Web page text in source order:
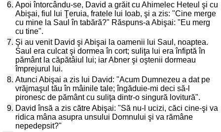
6. Apoi întorcându-se, David a grăit cu Ahimelec Heteul şi cu
Abişai, fiul lui Ţeruia, fratele lui Ioab, şi a zis: "Cine merge
cu mine la Saul în tabără?" Răspuns-a Abişai: "Eu merg
cu tine".
7. Şi au venit David şi Abişai la oamenii lui Saul, noaptea.
Saul era culcat şi dormea în cort; suliţa lui era înfiptă în
pământ la căpătâiul lui; iar Abner şi oştenii dormeau
împrejurul lui.
8. Atunci Abişai a zis lui David: "Acum Dumnezeu a dat pe
vrăjmaşul tău în mâinile tale; îngăduie-mi deci să-l
pironesc de pământ cu suliţa dintr-o singură lovitură".
9. David însă a zis către Abişai: "Să nu-l ucizi, căci cine-şi va
ridica mâna asupra unsului Domnului şi va rămâne
nepedepsit?"